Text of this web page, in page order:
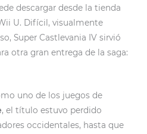
descargar desde la tienda
U. Difícil, visualmente
Super Castlevania IV sirvió
otra gran entrega de la saga:
uno de los juegos de
, el título estuvo perdido
occidentales, hasta que